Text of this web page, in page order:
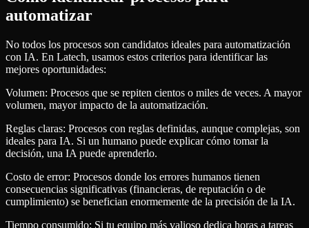
automatizar
No todos los procesos son candidatos ideales para automatización
con IA. En Latech, usamos estos criterios para identificar las
mejores oportunidades:
Volumen: Procesos que se repiten cientos o miles de veces. A mayor
volumen, mayor impacto de la automatización.
Reglas claras: Procesos con reglas definidas, aunque complejas, son
ideales para IA. Si un humano puede explicar cómo tomar la
decisión, una IA puede aprenderlo.
Costo de error: Procesos donde los errores humanos tienen
consecuencias significativas (financieras, de reputación o de
cumplimiento) se benefician enormemente de la precisión de la IA.
Tiempo consumido: Si tu equipo más valioso dedica horas a tareas